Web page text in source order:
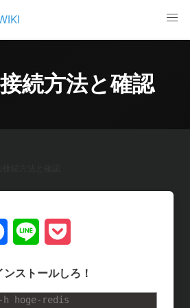
続方法と確認
ストールしろ！
hoge-redis